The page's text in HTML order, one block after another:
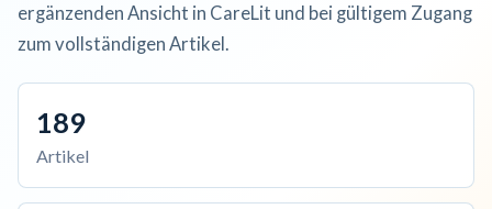
ergänzenden Ansicht in CareLit und bei gültigem Zugang
zum vollständigen Artikel.
189
Artikel